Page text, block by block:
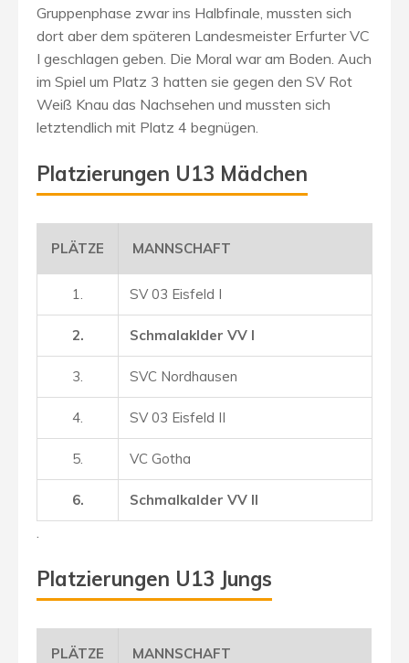
Gruppenphase zwar ins Halbfinale, mussten sich
dort aber dem späteren Landesmeister Erfurter VC
I geschlagen geben. Die Moral war am Boden. Auch
im Spiel um Platz 3 hatten sie gegen den SV Rot
Weiß Knau das Nachsehen und mussten sich
letztendlich mit Platz 4 begnügen.
Platzierungen U13 Mädchen
PLÄTZE MANNSCHAFT
1. SV 03 Eisfeld I
2. Schmalaklder VV I
3. SVC Nordhausen
4. SV 03 Eisfeld II
5. VC Gotha
6. Schmalkalder VV II
Platzierungen U13 Jungs
PLÄTZE MANNSCHAFT